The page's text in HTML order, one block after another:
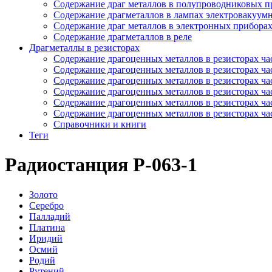
Содержание драг металлов в полупроводниковых
Содержание драгметаллов в лампах
Содержание драг металлов в электронных приборах
Содержание драгметаллов в реле
Драгметаллы в резисторах
Содержание драгоценных металлов в резисторах
Содержание драгоценных металлов в резисторах
Содержание драгоценных металлов в резисторах
Содержание драгоценных металлов в резисторах
Содержание драгоценных металлов в резисторах
Содержание драгоценных металлов в резисторах
Справочники и книги
Теги
Радиостанция Р-063-1
Золото
Серебро
Палладий
Платина
Иридий
Осмий
Родий